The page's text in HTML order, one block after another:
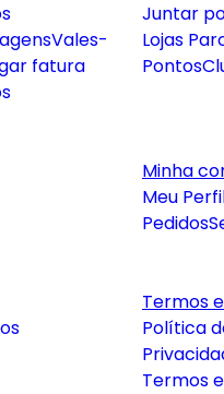
Vales-
fatura
Juntar
Lojas
Pontos
Minha
Meu
Pedidos
Termos
Política
Termos